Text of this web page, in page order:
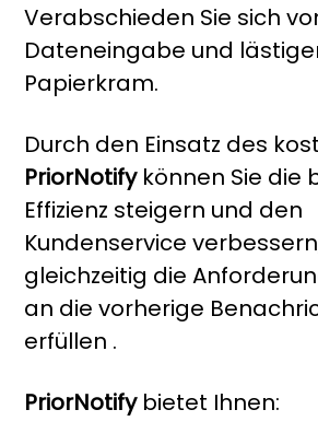
Verabschieden Sie sich
Dateneingabe und
Papierkram.
Durch den Einsatz des
PriorNotifykönnen Sie die
Effizienz steigern und den
Kundenservice
gleichzeitig die
an die vorherige
erfüllen .
PriorNotifybietet Ihnen: